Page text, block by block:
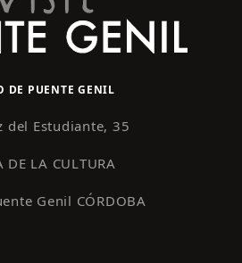
DE PUENTE GENIL
del Estudiante, 35
DE LA CULTURA
Genil CÓRDOBA